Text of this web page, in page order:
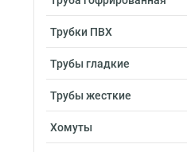
Трубки ПВХ
Трубы гладкие
Трубы жесткие
Хомуты